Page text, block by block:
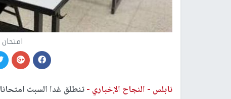
امتحان
نابلس - النجاح الإخباري -